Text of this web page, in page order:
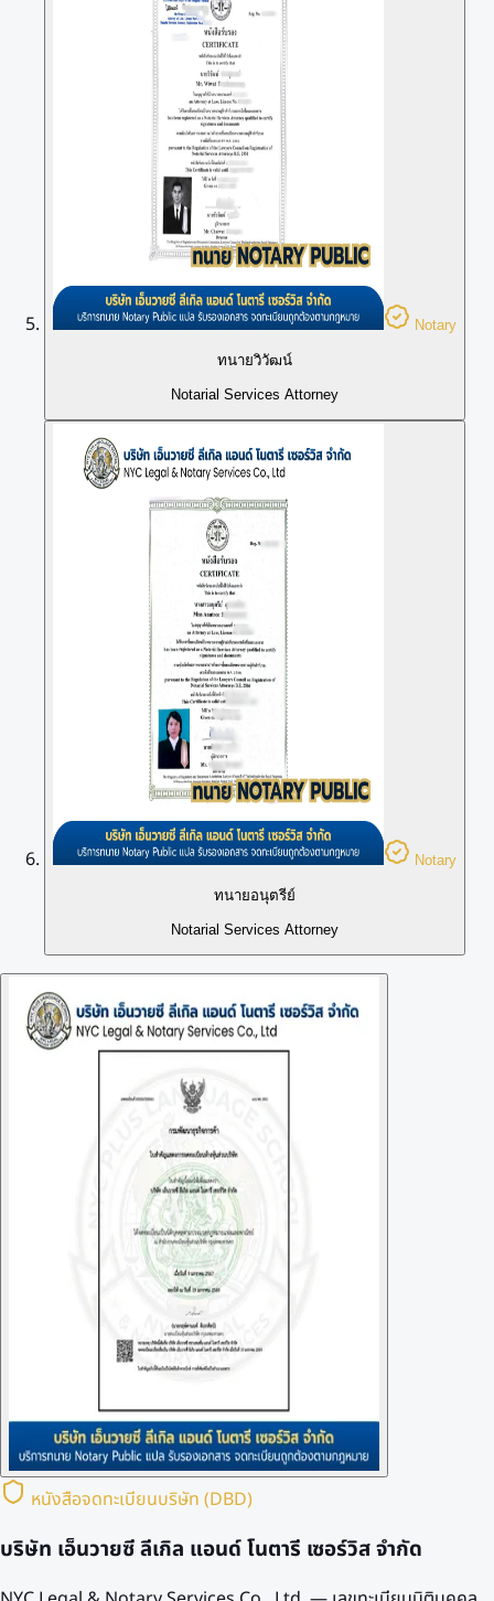
Notary
ทนายวิวัฒน์
Notarial Services Attorney
Notary
ทนายอนุตรีย์
Notarial Services Attorney
หนังสือจดทะเบียนบริษัท (DBD)
บริษัท เอ็นวายซี ลีเกิล แอนด์ โนตารี เซอร์วิส จำกัด